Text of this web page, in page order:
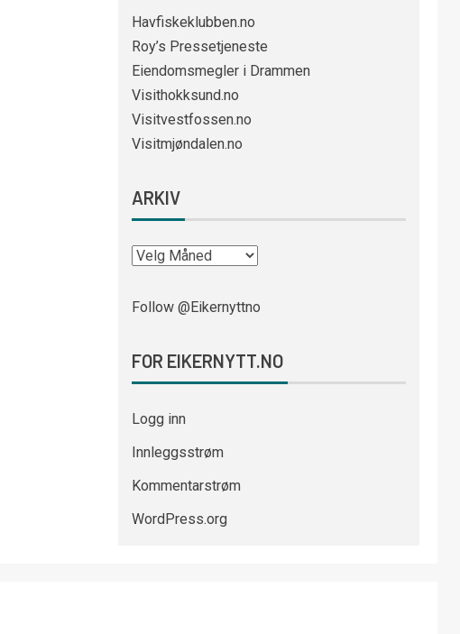
Havfiskeklubben.no
Roy’s Pressetjeneste
Eiendomsmegler i Drammen
Visithokksund.no
Visitvestfossen.no
Visitmjøndalen.no
ARKIV
Follow @Eikernyttno
FOR EIKERNYTT.NO
Logg inn
Innleggsstrøm
Kommentarstrøm
WordPress.org